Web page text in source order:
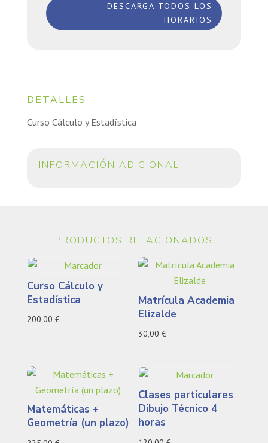
DESCARGA TODOS LOS
HORARIOS
DETALLES
Curso Cálculo y Estadística
INFORMACIÓN ADICIONAL
PRODUCTOS RELACIONADOS
Curso Cálculo y
Estadística
200,00 €
Matrícula Academia
Elizalde
30,00€
Matemáticas +
Geometría (un plazo)
Clases particulares
Dibujo Técnico 4
horas